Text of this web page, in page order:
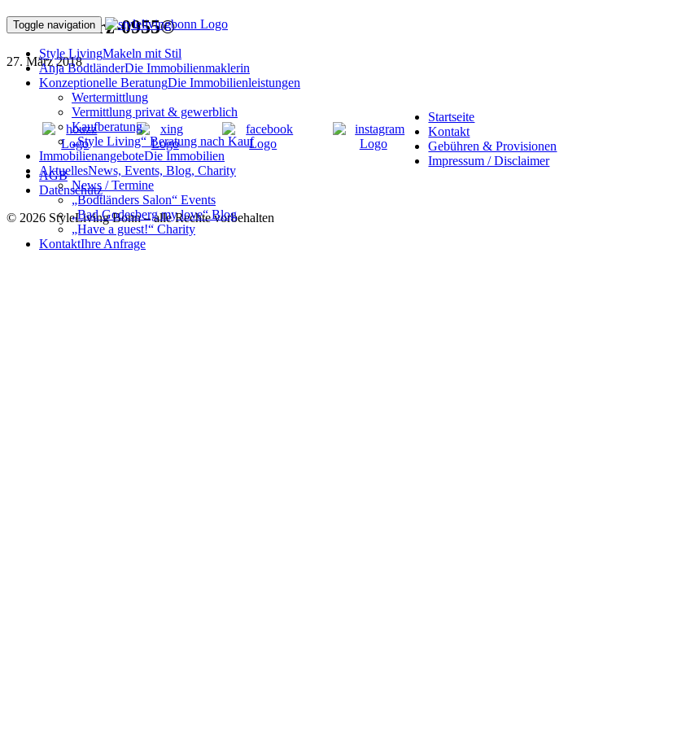
Toggle navigation
Style LivingMakeln mit Stil
Anja BodtländerDie Immobilienmaklerin
Konzeptionelle BeratungDie Immobilienleistungen
Wertermittlung
Vermittlung privat & gewerblich
Kaufberatung
„Style Living“ Beratung nach Kauf
ImmobilienangeboteDie Immobilien
AktuellesNews, Events, Blog, Charity
News / Termine
„Bodtländers Salon“ Events
„Bad Godesberg my love“ Blog
„Have a guest!“ Charity
KontaktIhre Anfrage
180301ffMrz-0955©
27. März 2018
Startseite
Kontakt
Gebühren & Provisionen
Impressum / Disclaimer
AGB
Datenschutz
© 2026 StyleLiving Bonn – alle Rechte vorbehalten